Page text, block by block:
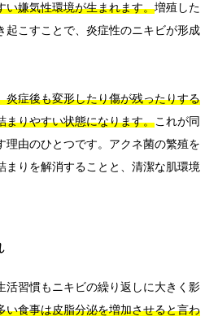
い嫌気性環境が生まれます。増殖した
起こすことで、炎症性のニキビが形成
炎症後も変形したり傷が残ったりする
まりやすい状態になります。これが同
理由のひとつです。アクネ菌の繁殖を
まりを解消することと、清潔な肌環境
活習慣もニキビの繰り返しに大きく影
い食事は皮脂分泌を増加させると言わ